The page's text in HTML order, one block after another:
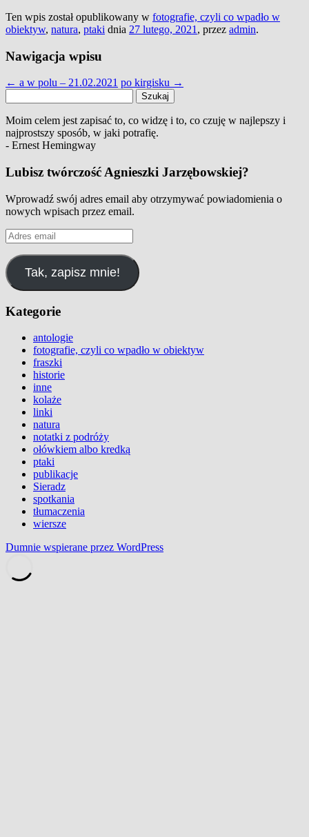
Ten wpis został opublikowany w fotografie, czyli co wpadło w
obiektyw, natura, ptaki dnia 27 lutego, 2021 , przez admin.
Nawigacja wpisu
← a w polu – 21.02.2021 po kirgisku →
Moim celem jest zapisać to, co widzę i to, co czuję w najlepszy i
najprostszy sposób, w jaki potrafię.
- Ernest Hemingway
Lubisz twórczość Agnieszki Jarzębowskiej?
Wprowadź swój adres email aby otrzymywać powiadomienia o
nowych wpisach przez email.
Adres
email
Tak, zapisz mnie!
Kategorie
antologie
fotografie, czyli co wpadło w obiektyw
fraszki
historie
inne
kolaże
linki
natura
notatki z podróży
ołówkiem albo kredką
ptaki
publikacje
Sieradz
spotkania
tłumaczenia
wiersze
Dumnie wspierane przez WordPress